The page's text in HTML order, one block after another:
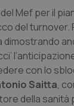
Mef per il
del turnover.
con lo
Saitta,
della